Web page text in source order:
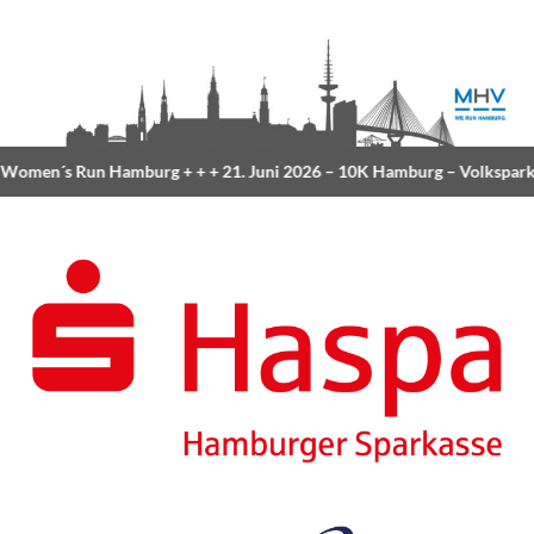
Run Hamburg+ + +21. Juni 2026 –10K Hamburg– Volkspark